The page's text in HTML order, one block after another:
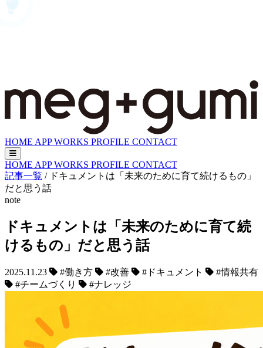
HOME APPWORKS PROFILE CONTACT
HOME APPWORKS PROFILE CONTACT
記事一覧 / ドキュメントは「未来のために育て続けるもの」
だと思う話
note
ドキュメントは「未来のために育て続
けるもの」だと思う話
2025.11.23 #働き方 #改善 #ドキュメント
#情報共有
#チームづくり
#ナレッジ